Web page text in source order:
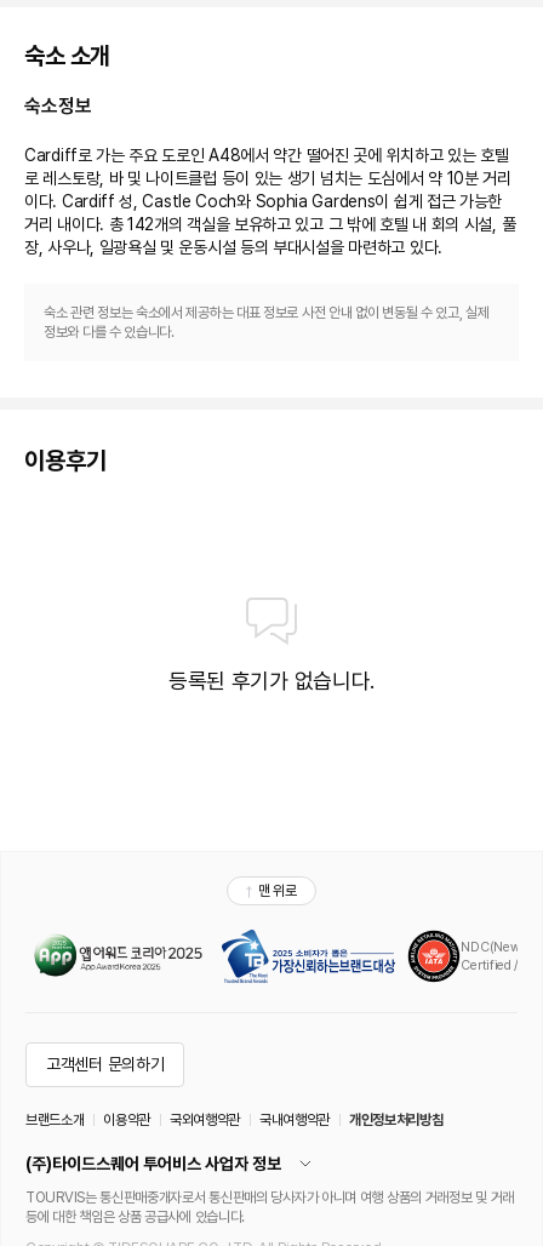
숙소 소개
숙소정보
Cardiff로 가는 주요 도로인 A48에서 약간 떨어진 곳에 위치하고 있는 호텔
로 레스토랑, 바 및 나이트클럽 등이 있는 생기 넘치는 도심에서 약 10분 거리
이다. Cardiff 성, Castle Coch와 Sophia Gardens이 쉽게 접근 가능한
거리 내이다. 총 142개의 객실을 보유하고 있고 그 밖에 호텔 내 회의 시설, 풀
장, 사우나, 일광욕실 및 운동시설 등의 부대시설을 마련하고 있다.
숙소 관련 정보는 숙소에서 제공하는 대표 정보로 사전 안내 없이 변동될 수 있고, 실제
정보와 다를 수 있습니다.
이용후기
등록된 후기가 없습니다.